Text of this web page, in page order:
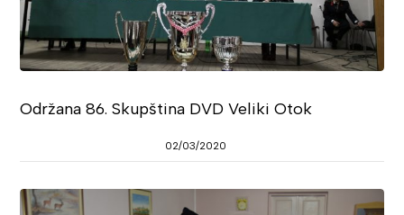
Održana 86. Skupština DVD Veliki Otok
02/03/2020